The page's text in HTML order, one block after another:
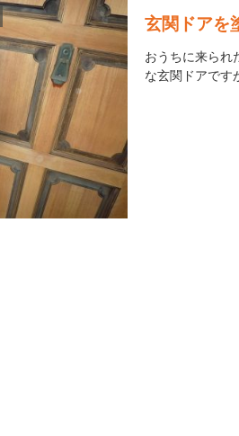
玄関ドアを
おうちに来られ
な玄関ドアです